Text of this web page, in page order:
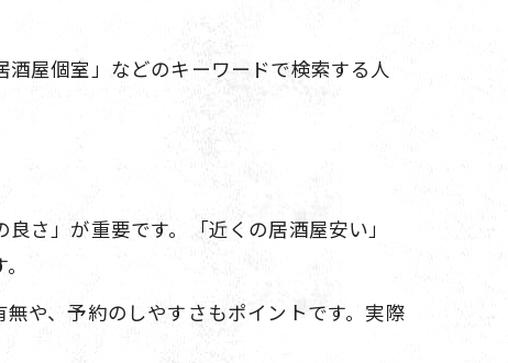
屋個室」などのキーワードで検索する人
さ」が重要です。「近くの居酒屋安い」
や、予約のしやすさもポイントです。実際